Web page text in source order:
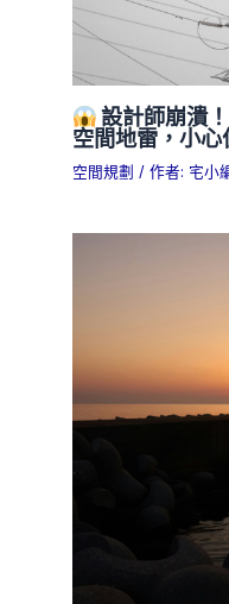
設計師崩潰
空間地雷，小心
空間規劃 / 作者: 宅小